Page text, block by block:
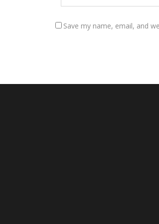
Save my name, email, and